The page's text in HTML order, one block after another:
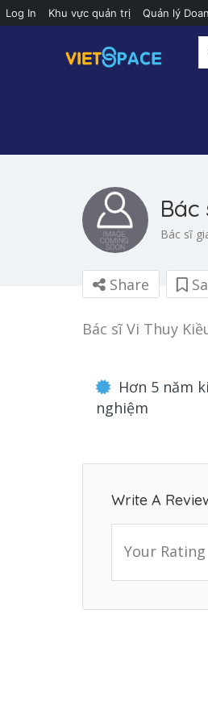
Log In Khu vực quản trị Quản lý
Bác
Bác sĩ
Share
Bác sĩ Vi Thuy
Hơn 5 năm
nghiệm
Write A
Your Rating